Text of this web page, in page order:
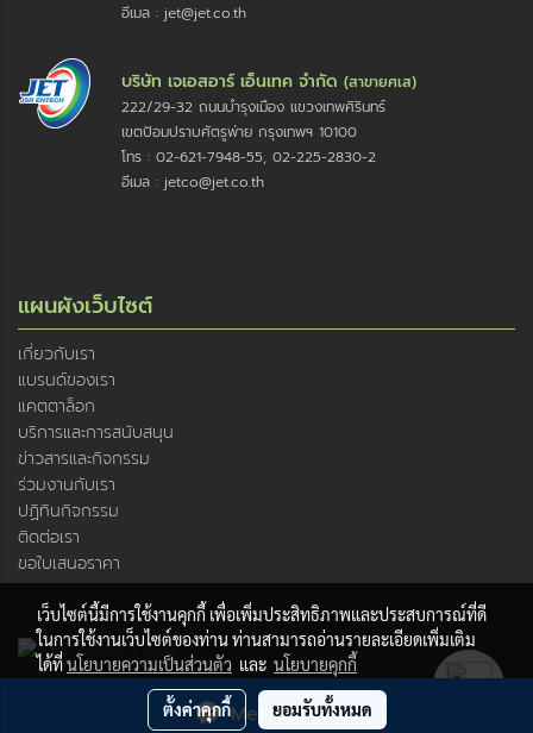
Message Us
อีเมล : jet@jet.co.th
บริษัท เจเอสอาร์ เอ็นเทค จำกัด (สาขายศเส)
222/29-32 ถนนบำรุงเมือง แขวงเทพศิรินทร์
เขตป้อมปราบศัตรูพ่าย กรุงเทพฯ 10100
โทร : 02-621-7948-55, 02-225-2830-2
อีเมล : jetco@jet.co.th
แผนผังเว็บไซต์
เกี่ยวกับเรา
แบรนด์ของเรา
แคตตาล็อก
บริการและการสนับสนุน
ข่าวสารและกิจกรรม
ร่วมงานกับเรา
ปฏิทินกิจกรรม
ติดต่อเรา
ขอใบเสนอราคา
© Copyright JSR ENTECH Company limited, 2019. All rights
reserved.
เว็บไซต์นี้มีการใช้งานคุกกี้ เพื่อเพิ่มประสิทธิภาพและประสบการณ์ที่ดี
ในการใช้งานเว็บไซต์ของท่าน ท่านสามารถอ่านรายละเอียดเพิ่มเติม
ได้ที่นโยบายความเป็นส่วนตัว และ นโยบายคุกกี้
ตั้งค่าคุกกี้ ยอมรับทั้งหมด